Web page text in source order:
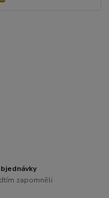
zapomněli